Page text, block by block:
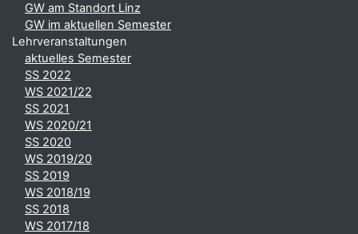
GW am Standort Linz
GW im aktuellen Semester
Lehrveranstaltungen
aktuelles Semester
SS 2022
WS 2021/22
SS 2021
WS 2020/21
SS 2020
WS 2019/20
SS 2019
WS 2018/19
SS 2018
WS 2017/18